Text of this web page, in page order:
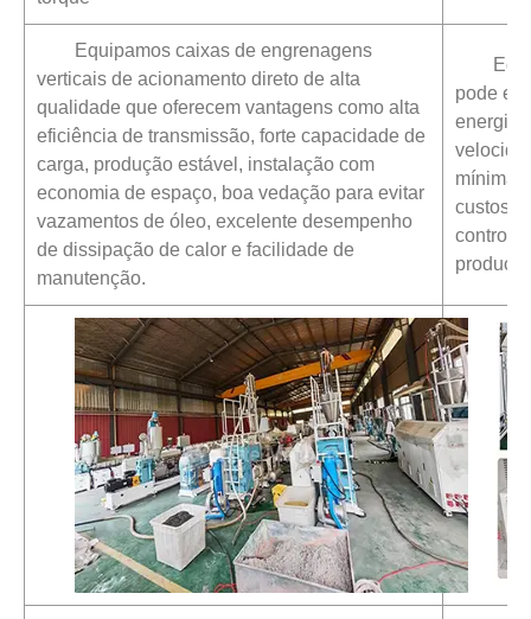
Equipamos caixas de engrenagens
verticais de acionamento direto de alta
qualidade que oferecem vantagens como alta
eficiência de transmissão, forte capacidade de
carga, produção estável, instalação com
economia de espaço, boa vedação para evitar
vazamentos de óleo, excelente desempenho
de dissipação de calor e facilidade de
manutenção.
pode
energia.
mínima,
custos
controle